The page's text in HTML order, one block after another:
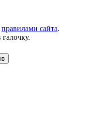
правилами сайта.